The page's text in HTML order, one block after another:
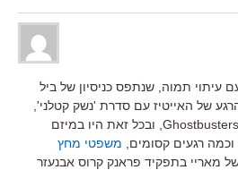
עיתוי תמוה, שנתפס כניסיון של ביל
של האייטיז עם סדרת 'נשק קטלני',
לעשות Cash-in על הצלחת Ghostbusters, ובכל זאת היו במיזם
משפטי מחץ
מאריי בתפקיד פראנק קרוס אבנעזר